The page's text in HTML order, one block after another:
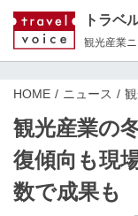
トラベ
観光産業
HOME ニュース
観光産業の
復傾向も現
数で成果も